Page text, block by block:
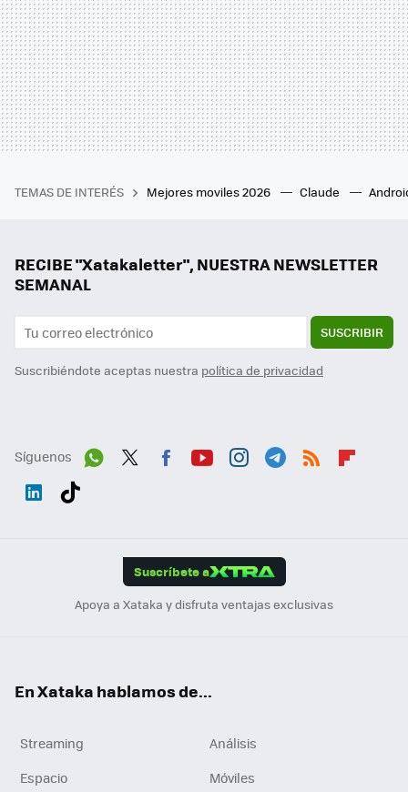
TEMAS DE INTERÉS Mejores moviles 2026 Claude
RECIBE "Xatakaletter", NUESTRA NEWSLETTER
SEMANAL
SUSCRIBIR
Suscribiéndote aceptas nuestra política de privacidad
Síguenos
Suscríbete a
Apoya a Xataka y disfruta ventajas exclusivas
En Xataka hablamos de...
Streaming
Análisis
Espacio
Móviles